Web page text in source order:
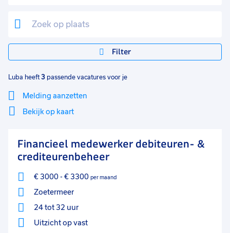
Filter
Luba heeft 3 passende vacatures voor je
Melding aanzetten
Bekijk op kaart
Filter
Sluiten
Financieel medewerker debiteuren- &
crediteurenbeheer
€ 3000- € 3300 per maand
Zoetermeer
24 tot 32 uur
Uitzicht op vast